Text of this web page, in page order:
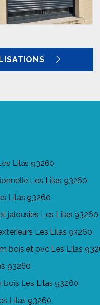
Lilas 93260
Les Lilas 93260
Lilas 93260
jalousies Les Lilas 93260
Les Lilas 93260
bois et pvc Les Lilas
93260
bois Les Lilas 93260
Lilas 93260